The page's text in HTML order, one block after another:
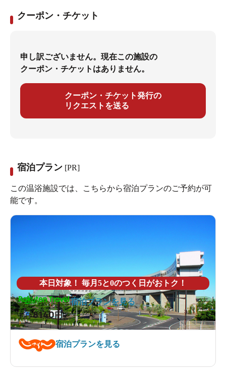
クーポン・チケット
申し訳ございません。現在この施設の
クーポン・チケットはありません。
クーポン・チケット発行の
リクエストを送る
宿泊プラン [PR]
この温浴施設では、こちらから宿泊プランのご予約が可
能です。
本日対象！ 毎月5と0のつく日がおトク！
1泊8140円～
宿泊プランを見る
宿泊プランを見る